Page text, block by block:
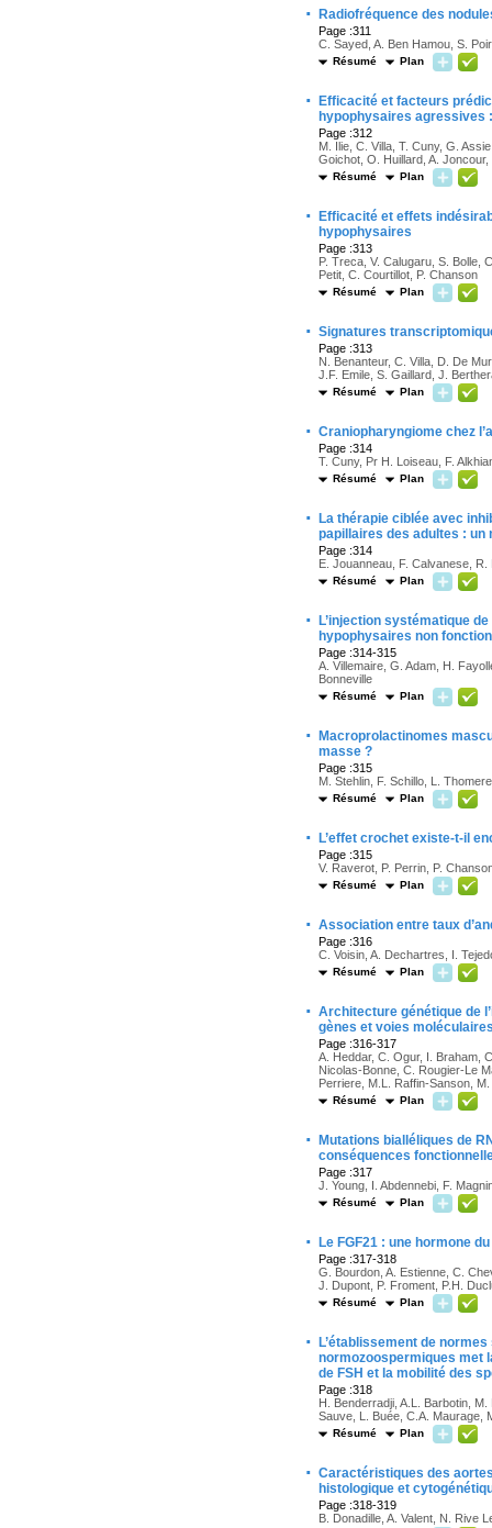
· Radiofréquence des
Page :311
C. Sayed, A. Ben Hamou, S.
Résumé Plan
·
Efficacité et facteurs
hypophysaires agressives
Page :312
M. Ilie, C. Villa, T. Cuny, G.
Goichot, O. Huillard, A.
Résumé Plan
·
Efficacité et effets
hypophysaires
Page :313
P. Treca, V. Calugaru, S. Bolle,
Petit, C. Courtillot, P. Chanson
Résumé Plan
· Signatures
Page :313
N. Benanteur, C. Villa, D. De
J.F. Emile, S. Gaillard, J.
Résumé Plan
· Craniopharyngiome chez
Page :314
T. Cuny, Pr H. Loiseau, F.
Résumé Plan
·
La thérapie ciblée avec
papillaires des adultes : un
Page :314
E. Jouanneau, F. Calvanese,
Résumé Plan
·
L’injection systématique
hypophysaires non
Page :314-315
A. Villemaire, G. Adam, H.
Bonneville
Résumé Plan
·
Macroprolactinomes
masse ?
Page :315
M. Stehlin, F. Schillo, L.
Résumé Plan
· L’effet crochet existe-t-il
Page :315
V. Raverot, P. Perrin, P.
Résumé Plan
· Association entre taux
Page :316
C. Voisin, A. Dechartres, I.
Résumé Plan
· Architecture génétique de
gènes et voies
Page :316-317
A. Heddar, C. Ogur, I. Braham,
Nicolas-Bonne, C. Rougier-Le
Perriere, M.L. Raffin-Sanson,
Résumé Plan
·
Mutations bialléliques de
conséquences
Page :317
J. Young, I. Abdennebi, F.
Résumé Plan
· Le FGF21 : une hormone
Page :317-318
G. Bourdon, A. Estienne, C.
J. Dupont, P. Froment, P.H.
Résumé Plan
·
L’établissement de
normozoospermiques met
de FSH et la mobilité des
Page :318
H. Benderradji, A.L. Barbotin,
Sauve, L. Buée, C.A. Maurage,
Résumé Plan
· Caractéristiques des
histologique et
Page :318-319
B. Donadille, A. Valent, N. Rive